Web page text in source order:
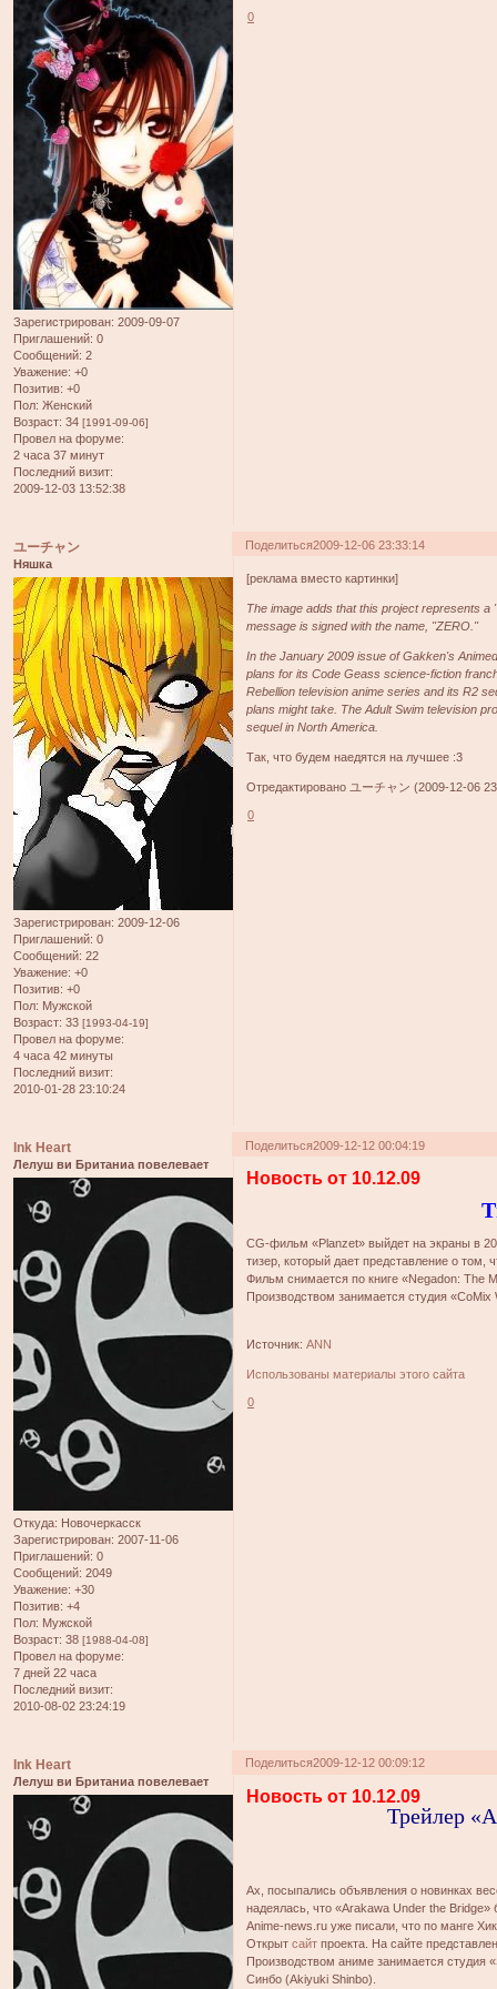
Зарегистрирован: 2009-09-07
Приглашений: 0
Сообщений: 2
Уважение: +0
Позитив: +0
Пол: Женский
Возраст: 34 [1991-09-06]
Провел на форуме:
2 часа 37 минут
Последний визит:
2009-12-03 13:52:38
0
Поделиться2009-12-06 23:33:14
ユーチャン
Няшка
Зарегистрирован: 2009-12-06
Приглашений: 0
Сообщений: 22
Уважение: +0
Позитив: +0
Пол: Мужской
Возраст: 33 [1993-04-19]
Провел на форуме:
4 часа 42 минуты
Последний визит:
2010-01-28 23:10:24
[реклама вместо картинки]
The image adds that this project represents
message is signed with the name, "ZERO."
In the January 2009 issue of Gakken's
plans for its Code Geass science-fiction
Rebellion television anime series and its R2
plans might take. The Adult Swim television
sequel in North America.
Так, что будем наедятся на лучшее :3
Отредактировано ユーチャン (2009-12-06
0
Поделиться2009-12-12 00:04:19
Ink Heart
Лелуш ви Британиа повелевает
Откуда: Новочеркасск
Зарегистрирован: 2007-11-06
Приглашений: 0
Сообщений: 2049
Уважение: +30
Позитив: +4
Пол: Мужской
Возраст: 38 [1988-04-08]
Провел на форуме:
7 дней 22 часа
Последний визит:
2010-08-02 23:24:19
Новость от 10.12.09
CG-фильм «Planzet» выйдет на экраны в
тизер, который дает представление о
Фильм снимается по книге «Negadon: The
Производством занимается студия «CoMix
Источник:ANN
Использованы материалы этого сайта
0
Поделиться2009-12-12 00:09:12
Ink Heart
Лелуш ви Британиа повелевает
Новость от 10.12.09
Трейлер
Ах, посыпались объявления о новинках
надеялась, что «Arakawa Under the Bridge»
Anime-news.ru уже писали, что по манге
Открытсайт проекта. На сайте
Производством аниме занимается студия
Синбо (Akiyuki Shinbo).